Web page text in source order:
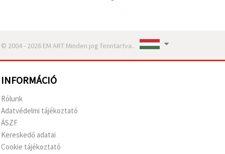
© 2004 - 2026 EM ART Minden jog fenntartva..
INFORMÁCIÓ
Rólunk
Adatvédelmi tájékoztató
ÁSZF
Kereskedő adatai
Cookie tájékoztató